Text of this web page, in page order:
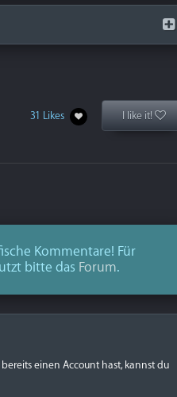
31 Likes I like it!
Kommentare! Für
bitte das Forum.
einen Account hast, kannst du